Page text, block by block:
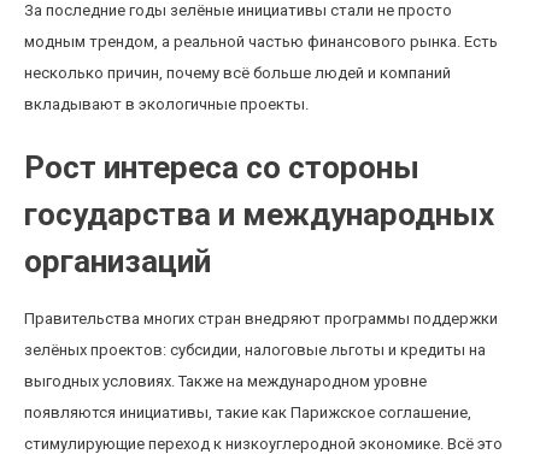
За последние годы зелёные инициативы стали не просто
модным трендом, а реальной частью финансового рынка. Есть
несколько причин, почему всё больше людей и компаний
вкладывают в экологичные проекты.
Рост интереса со стороны
государства и международных
организаций
Правительства многих стран внедряют программы поддержки
зелёных проектов: субсидии, налоговые льготы и кредиты на
выгодных условиях. Также на международном уровне
появляются инициативы, такие как Парижское соглашение,
стимулирующие переход к низкоуглеродной экономике. Всё это